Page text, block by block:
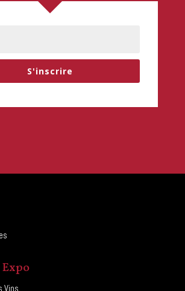
S'inscrire
Vins